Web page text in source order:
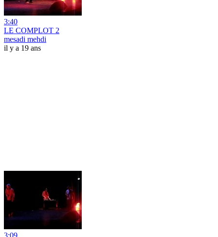
3:40
LE COMPLOT 2
mesadi mehdi
il y a 19 ans